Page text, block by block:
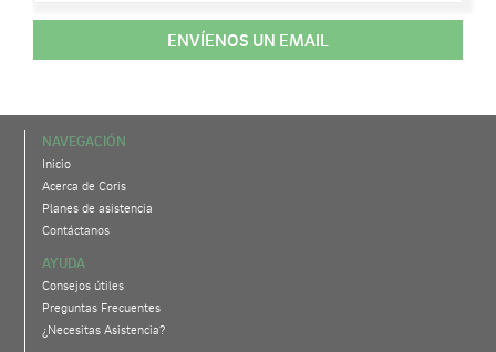
ENVÍENOS UN EMAIL
NAVEGACIÓN
Inicio
Acerca de Coris
Planes de asistencia
Contáctanos
AYUDA
Consejos útiles
Preguntas Frecuentes
¿Necesitas Asistencia?